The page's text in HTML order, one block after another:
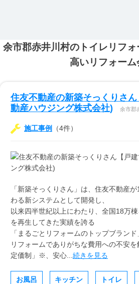
余市郡赤井川村のトイレリフ
高いリフォーム
住友不動産の新築そっくりさ
動産ハウジング株式会社)
余市郡
施工事例 （4件）
「新築そっくりさん」は、住友不動産
わる新システムとして開発し、
以来四半世紀以上にわたり、全国18万
を再生してきた実績を誇る
「まるごとリフォームのトップブランド
リフォームでありがちな費用への不安
定価制」※、安心... 続きを見る
お風呂 キッチン トイレ